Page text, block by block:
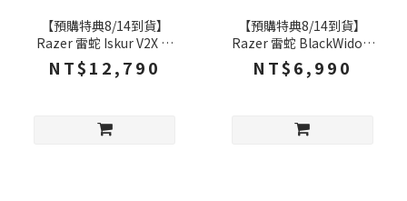
【預購特典8/14到貨】
Razer 雷蛇 Iskur V2X 達
妮婭 聯名限定 電競椅 內置
腰枕 高密度泡棉 2D扶手
NT$12,790
【預購特典8/14到貨】
Razer 雷蛇 BlackWidow
V4 TKL HyperSpeed 鳴潮
達妮婭 聯名限定 黑寡婦 無
NT$6,990